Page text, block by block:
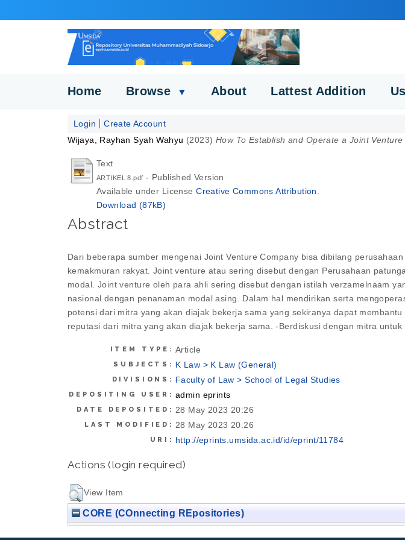
Home Browse ▼ About Lattest Addition
Login
Create Account
Wijaya, Rayhan Syah Wahyu (2023) How To Establish and Operate a Joint Venture
Text
ARTIKEL 8.pdf - Published Version
Available under LicenseCreative Commons Attribution
Download (87kB)
Abstract
Dari beberapa sumber mengenai Joint Venture Company bisa dibilang
kemakmuran rakyat. Joint venture atau sering disebut dengan Perusahaan
modal. Joint venture oleh para ahli sering disebut dengan istilah verzamelnaam
nasional dengan penanaman modal asing. Dalam hal mendirikan serta
potensi dari mitra yang akan diajak bekerja sama yang sekiranya dapat
reputasi dari mitra yang akan diajak bekerja sama. -Berdiskusi dengan mitra
ITEM TYPE: Article
SUBJECTS: K Law > K Law (General)
DIVISIONS: Faculty of Law > School of Legal Studies
DEPOSITING USER: admin eprints
DATE DEPOSITED: 28 May 2023 20:26
LAST MODIFIED: 28 May 2023 20:26
URI: http://eprints.umsida.ac.id/id/eprint/11784
Actions (login required)
View Item
CORE (COnnecting REpositories)